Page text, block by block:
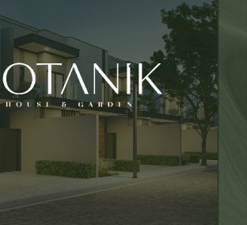
– House e Garden
Vivatti Incorporadora